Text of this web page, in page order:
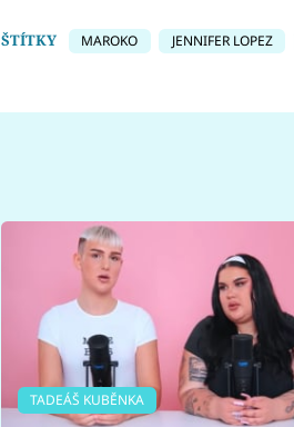
ŠTÍTKY MAROKO JENNIFER LOPEZ
TADEÁŠ KUBĚNKA